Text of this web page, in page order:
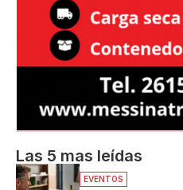
Las 5 mas leídas
EVENTOS